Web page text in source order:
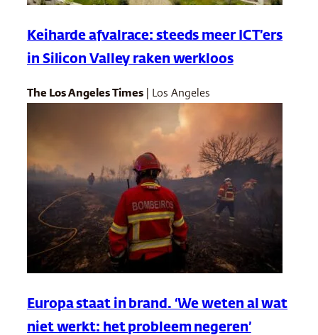
Keiharde afvalrace: steeds meer ICT’ers
in Silicon Valley raken werkloos
The Los Angeles Times | Los Angeles
Europa staat in brand. ‘We weten al wat
niet werkt: het probleem negeren’